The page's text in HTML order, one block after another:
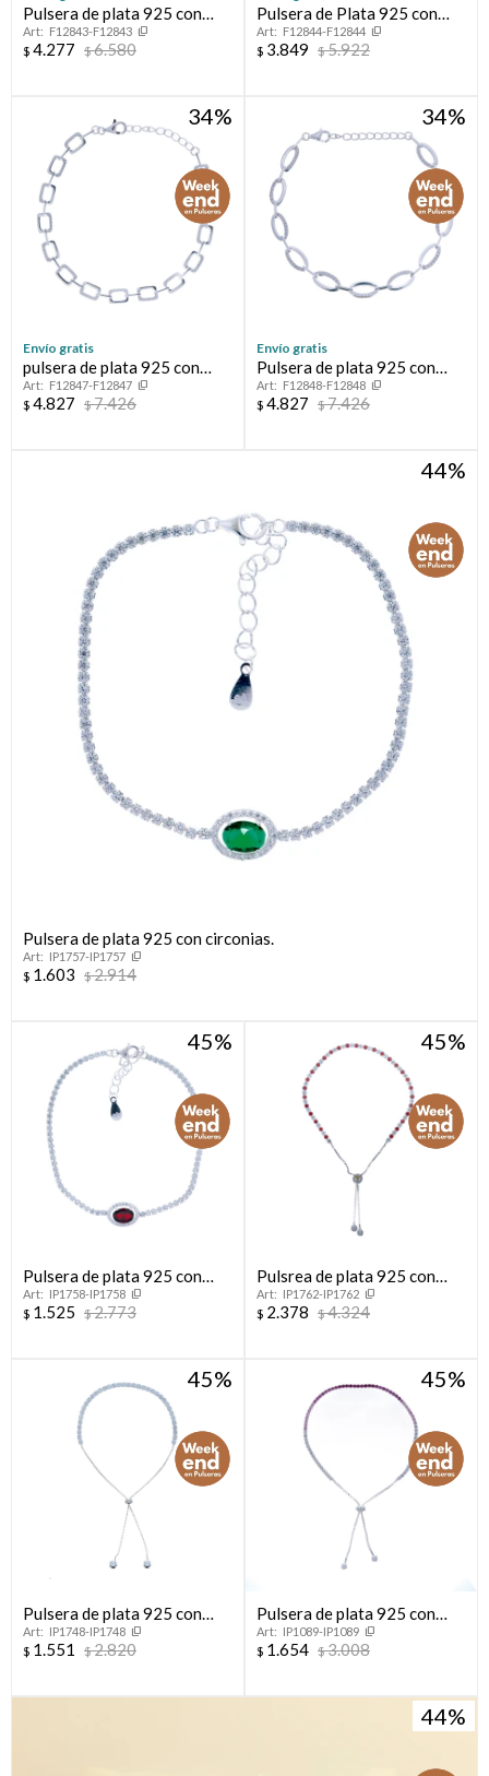
Pulsera de plata 925 con
circonias
F12843-F12843
$ 4.277 $6.580
Pulsera de Plata 925 con
circonias
F12844-F12844
$ 3.849 $5.922
34
Envío gratis
pulsera de plata 925 con
circoniaF12847-F12847
$ 4.827 $7.426
34
Envío gratis
Pulsera de plata 925 con
circonias
F12848-F12848
$ 4.827 $7.426
44
Pulsera de plata 925 con circonias.
IP1757-IP1757
$ 1.603 $2.914
45
Pulsera de plata 925 con
circonias.
IP1758-IP1758
$ 1.525 $2.773
45
Pulsrea de plata 925 con
circonias.
IP1762-IP1762
$ 2.378 $4.324
45
Pulsera de plata 925 con
circonias.
IP1748-IP1748
$ 1.551 $2.820
45
Pulsera de plata 925 con
circonias.
IP1089-IP1089
$ 1.654 $3.008
44